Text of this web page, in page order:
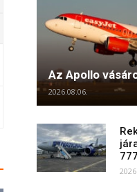
Az Apollo
2026.08.06.